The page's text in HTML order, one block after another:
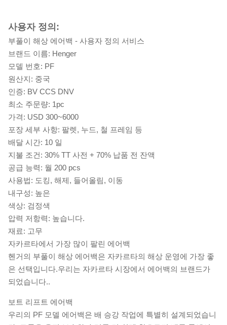
사용자 정의:
부풀이 해상 에어백 - 사용자 정의 서비스
브랜드 이름: Henger
모델 번호: PF
원산지: 중국
인증: BV CCS DNV
최소 주문량: 1pc
가격: USD 300~6000
포장 세부 사항: 팔렛, 누드, 철 프레임 등
배달 시간: 10 일
지불 조건: 30% TT 사전 + 70% 납품 전 잔액
공급 능력: 월 200 pcs
사용법: 도킹, 해제, 들어올림, 이동
내구성: 높은
색상: 검정색
압력 저항력: 높습니다.
재료: 고무
자카르타에서 가장 많이 팔린 에어백
헨거의 부풀이 해상 에어백은 자카르타의 해상 운영에 가장 좋
은 선택입니다.우리는 자카르타 시장에서 에어백의 브랜드가
되었습니다..
보트 리프트 에어백
우리의 PF 모델 에어백은 배 승강 작업에 특별히 설계되었습니